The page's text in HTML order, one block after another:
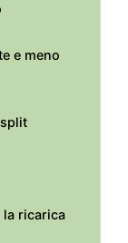
e meno
la ricarica